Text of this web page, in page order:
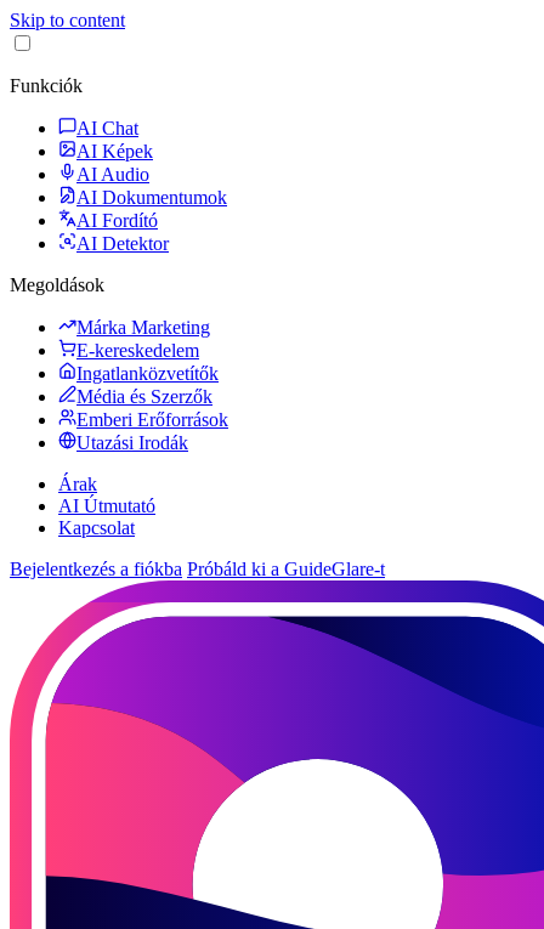
Skip to content
Funkciók
AI Chat
AI Képek
AI Audio
AI Dokumentumok
AI Fordító
AI Detektor
Megoldások
Márka Marketing
E-kereskedelem
Ingatlanközvetítők
Média és Szerzők
Emberi Erőforrások
Utazási Irodák
Árak
AI Útmutató
Kapcsolat
Bejelentkezés a fiókba Próbáld ki a GuideGlare-t